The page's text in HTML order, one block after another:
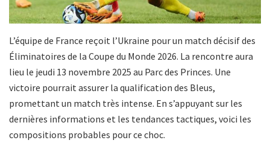
L’équipe de France reçoit l’Ukraine pour un match décisif des
Éliminatoires de la Coupe du Monde 2026. La rencontre aura
lieu le jeudi 13 novembre 2025 au Parc des Princes. Une
victoire pourrait assurer la qualification des Bleus,
promettant un match très intense. En s’appuyant sur les
dernières informations et les tendances tactiques, voici les
compositions probables pour ce choc.